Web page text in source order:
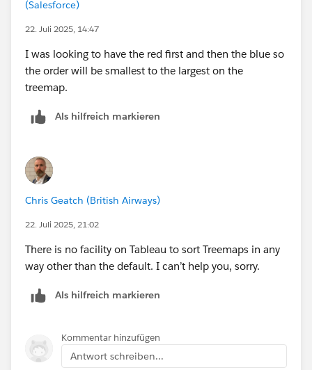
(Salesforce)
22. Juli 2025, 14:47
I was looking to have the red first and then the blue so
the order will be smallest to the largest on the
treemap.
Als hilfreich markieren
Chris Geatch (British Airways)
22. Juli 2025, 21:02
There is no facility on Tableau to sort Treemaps in any
way other than the default. I can’t help you, sorry.
Als hilfreich markieren
Kommentar hinzufügen
Antwort schreiben...